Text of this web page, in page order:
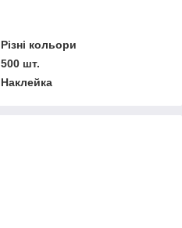
Різні кольори
500 шт.
Наклейка